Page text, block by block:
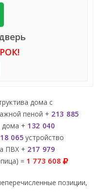
дома с
пеной + 213 885
дома + 132 040
18 065 устройство
ПВХ + 217 979
= 1 773 608
позиции,